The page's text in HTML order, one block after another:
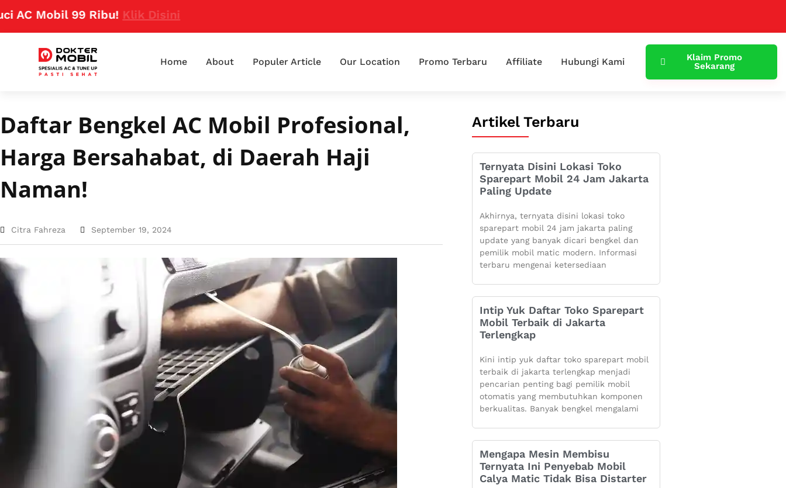
99 Ribu!Klik Disini
Home About Populer Article Our Location Promo Terbaru Affiliate Hubungi Kami
Klaim Promo
Sekarang
Daftar Bengkel AC Mobil Profesional,
Harga Bersahabat, di Daerah Haji
Naman!
Citra Fahreza September 19, 2024
Artikel Terbaru
Ternyata Disini Lokasi Toko
Sparepart Mobil 24 Jam Jakarta
Paling Update
Akhirnya, ternyata disini lokasi toko
sparepart mobil 24 jam jakarta paling
update yang banyak dicari bengkel dan
pemilik mobil matic modern. Informasi
terbaru mengenai ketersediaan
Intip Yuk Daftar Toko Sparepart
Mobil Terbaik di Jakarta
Terlengkap
Kini intip yuk daftar toko sparepart mobil
terbaik di jakarta terlengkap menjadi
pencarian penting bagi pemilik mobil
otomatis yang membutuhkan komponen
berkualitas. Banyak bengkel mengalami
Mengapa Mesin Membisu
Ternyata Ini Penyebab Mobil
Calya Matic Tidak Bisa Distarter